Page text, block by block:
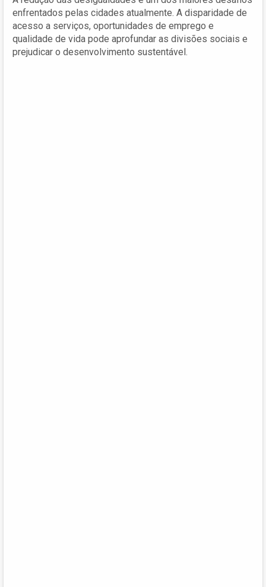
enfrentados pelas cidades atualmente. A disparidade de
acesso a serviços, oportunidades de emprego e
qualidade de vida pode aprofundar as divisões sociais e
prejudicar o desenvolvimento sustentável.